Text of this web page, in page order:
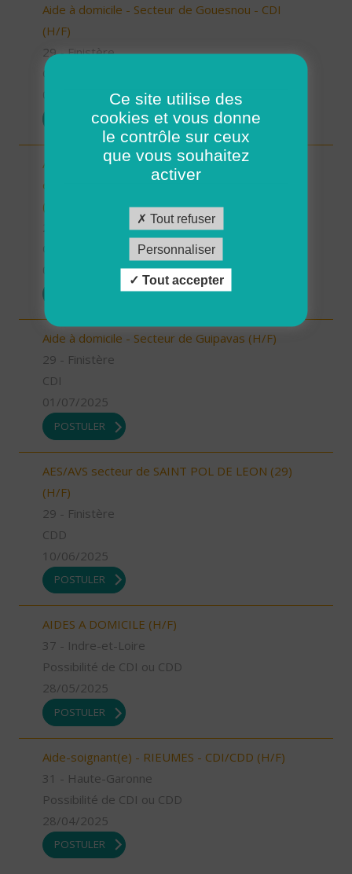
Aide à domicile - Secteur de Gouesnou - CDI
(H/F)
29 - Finistère
POSTULER
Auxiliaire de Vie Sociale/Accompagnant Educatif
et Social à domicile - Secteur de Guipavas - CDI
(H/F)
Aide à domicile - Secteur de Guipavas (H/F)
29 - Finistère
CDI
01/07/2025
POSTULER
AES/AVS secteur de SAINT POL DE LEON (29)
(H/F)
29 - Finistère
CDD
10/06/2025
POSTULER
AIDES A DOMICILE (H/F)
37 - Indre-et-Loire
Possibilité de CDI ou CDD
28/05/2025
POSTULER
Aide-soignant(e) - RIEUMES - CDI/CDD (H/F)
31 - Haute-Garonne
Possibilité de CDI ou CDD
28/04/2025
POSTULER
Ce site utilise des
cookies et vous donne
le contrôle sur ceux
que vous souhaitez
activer
Tout refuser
Personnaliser
Tout accepter